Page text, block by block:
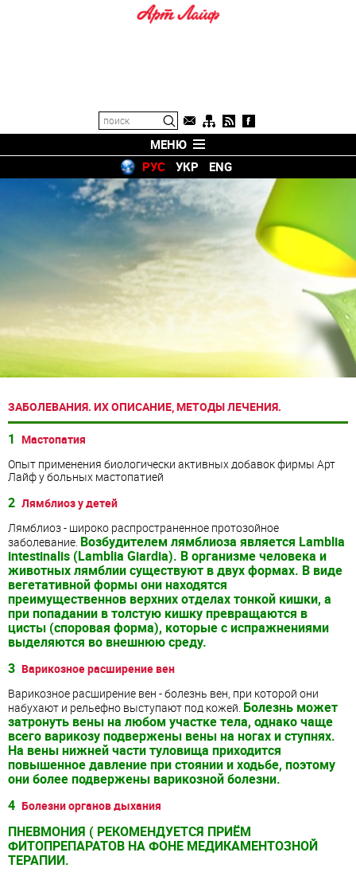
МЕНЮ
РУС
УКР ENG
ЗАБОЛЕВАНИЯ. ИХ ОПИСАНИЕ, МЕТОДЫ ЛЕЧЕНИЯ.
1 Мастопатия
Опыт применения биологически активных добавок фирмы Арт
Лайф у больных мастопатией
2 Лямблиоз у детей
Лямблиоз - широко распространенное протозойное
заболевание. Возбудителем лямблиоза является Lamblia
intestinalis (Lamblia Giardia). В организме человека и
животных лямблии существуют в двух формах. В виде
вегетативной формы они находятся
преимущественнов верхних отделах тонкой кишки, а
при попадании в толстую кишку превращаются в
цисты (споровая форма), которые с испражнениями
выделяются во внешнюю среду.
3 Варикозное расширение вен
Варикозное расширение вен - болезнь вен, при которой они
набухают и рельефно выступают под кожей. Болезнь может
затронуть вены на любом участке тела, однако чаще
всего варикозу подвержены вены на ногах и ступнях.
На вены нижней части туловища приходится
повышенное давление при стоянии и ходьбе, поэтому
они более подвержены варикозной болезни.
4 Болезни органов дыхания
ПНЕВМОНИЯ ( РЕКОМЕНДУЕТСЯ ПРИЁМ
ФИТОПРЕПАРАТОВ НА ФОНЕ МЕДИКАМЕНТОЗНОЙ
ТЕРАПИИ.